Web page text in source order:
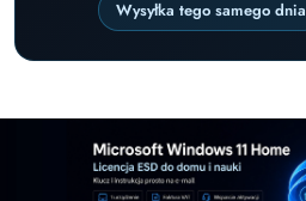
Wysyłka tego samego dnia
Pomiń karuzelę promocyjną